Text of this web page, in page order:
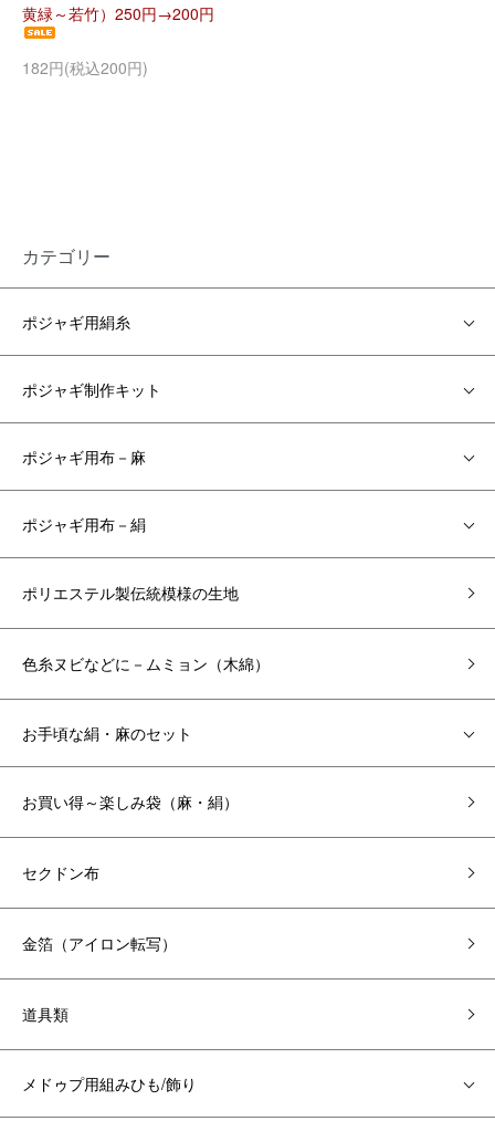
黄緑～若竹）250円→200円
182円(税込200円)
カテゴリー
ポジャギ用絹糸
ポジャギ制作キット
ポジャギ用布－麻
ポジャギ用布－絹
ポリエステル製伝統模様の生地
色糸ヌビなどに－ムミョン（木綿）
お手頃な絹・麻のセット
お買い得～楽しみ袋（麻・絹）
セクドン布
金箔（アイロン転写）
道具類
メドゥプ用組みひも/飾り